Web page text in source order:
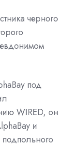
черного
под
WIRED, он
и